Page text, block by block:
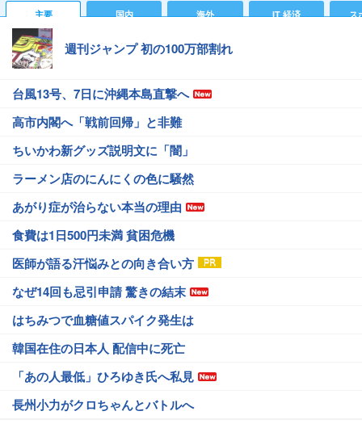
主要 国内 海外 IT 経済 ス
週刊ジャンプ 初の100万部割れ
台風13号、7日に沖縄本島直撃へ
高市内閣へ「戦前回帰」と非難
ちいかわ新グッズ説明文に「闇」
ラーメン店のにんにくの色に騒然
あがり症が治らない本当の理由
食費は1日500円未満 貧困危機
医師が語る汗悩みとの向き合い方
なぜ14回も忌引申請 驚きの結末
はちみつで血糖値スパイク発生は
韓国在住の日本人 配信中に死亡
「あの人最低」ひろゆき氏へ私見
長州小力がクロちゃんとバトルへ